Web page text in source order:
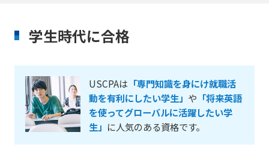
学生時代に合格
USCPAは 「専門知識を身にけ就職活
動を有利にしたい学生」 や 「将来英語
を使ってグローバルに活躍したい学
生」 に人気のある資格です。